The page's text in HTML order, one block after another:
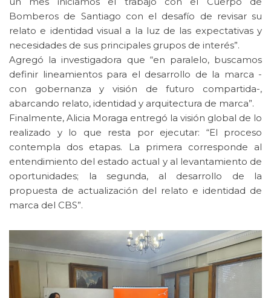
Bomberos de Santiago con el desafío de revisar su
relato e identidad visual a la luz de las expectativas y
necesidades de sus principales grupos de interés”.
Agregó la investigadora que “en paralelo, buscamos
definir lineamientos para el desarrollo de la marca -
con gobernanza y visión de futuro compartida-,
abarcando relato, identidad y arquitectura de marca”.
Finalmente, Alicia Moraga entregó la visión global de lo
realizado y lo que resta por ejecutar: “El proceso
contempla dos etapas. La primera corresponde al
entendimiento del estado actual y al levantamiento de
oportunidades; la segunda, al desarrollo de la
propuesta de actualización del relato e identidad de
marca del CBS”.